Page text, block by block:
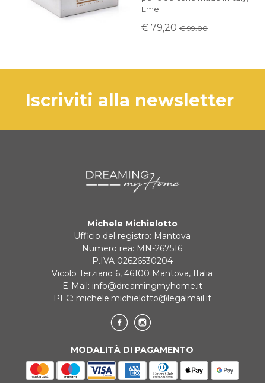
Eme
€ 79,20 € 99.00
iscriviti alla newsletter
Michele Michielotto
Ufficio del registro: Mantova
Numero rea: MN-267516
P.IVA 02626530204
Vicolo Terziario 6, 46100 Mantova, Italia
E-Mail: info@dreamingmyhome.it
PEC: michele.michielotto@legalmail.it
MODALITÀ DI PAGAMENTO